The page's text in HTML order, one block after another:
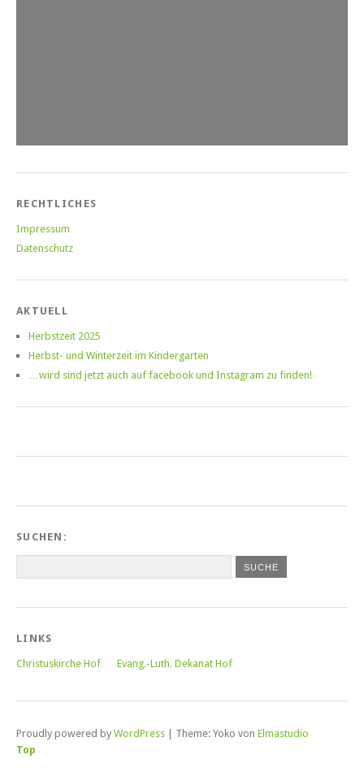
RECHTLICHES
Impressum
Datenschutz
AKTUELL
Herbstzeit 2025
Herbst- und Winterzeit im Kindergarten
…wird sind jetzt auch auf facebook und Instagram zu finden!
SUCHEN:
LINKS
Christuskirche Hof Evang.-Luth. Dekanat Hof
Proudly powered by WordPress Theme: Yoko von Elmastudio
Top